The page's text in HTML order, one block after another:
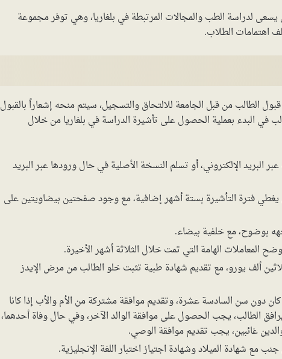
يسعى لدراسة الطب والمجالات المرتبطة في بلغاريا، وهي توفر مجموعة
اهتمامات الطلاب.
الطالب من قبل الجامعة للالتحاق والتسجيل، سيتم منحه إشعاراً بالقبول
في البدء بعملية الحصول على تأشيرة الدراسة في بلغاريا من خلال
البريد الإلكتروني، أو تسلم النسخة الأصلية في حال ورودها عبر البريد
فترة التأشيرة بستة أشهر إضافية، مع وجود صفحتين بيضاويتين على
بوضوح، مع خلفية بيضاء.
المعاملات الهامة التي تمت خلال الثلاثة أشهر الأخيرة.
ألف يورو، مع تقديم شهادة طبية تثبت خلو الطالب من مرض الإيدز
دون سن السادسة عشرة، وتقديم موافقة مشتركة من الأم والأب إذا كانا
الطالب، يجب الحصول على موافقة الوالد الآخر، وفي حال وفاة أحدهما،
غائبين، يجب تقديم موافقة الوصي.
مع شهادة الميلاد وشهادة اجتياز اختبار اللغة الإنجليزية.